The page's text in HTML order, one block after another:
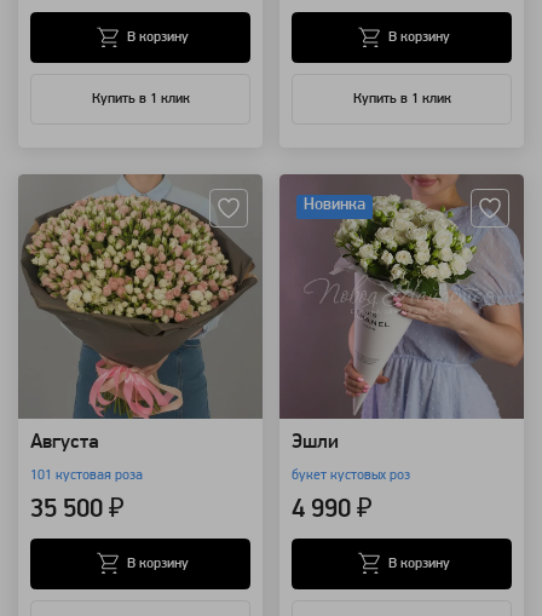
Купить в 1 клик
В корзину
Купить в 1 клик
В корзину
Августа
101 кустовая роза
35 500 ₽
В корзину
Новинка
Эшли
букет кустовых роз
4 990 ₽
В корзину